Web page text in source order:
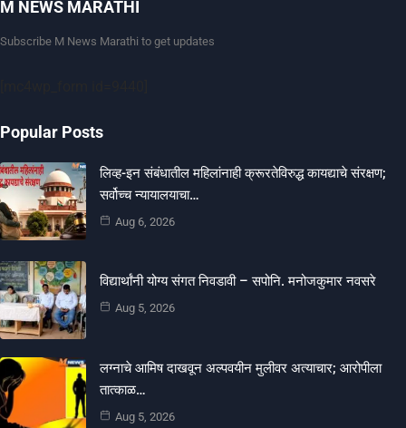
M NEWS MARATHI
Subscribe M News Marathi to get updates
Popular Posts
लिव्ह-इन संबंधातील महिलांनाही क्रूरतेविरुद्ध कायद्याचे संरक्षण;
सर्वोच्च न्यायालयाचा…
Aug 6, 2026
विद्यार्थांनी योग्य संगत निवडावी – सपोनि. मनोजकुमार नवसरे
Aug 5, 2026
लग्नाचे आमिष दाखवून अल्पवयीन मुलीवर अत्याचार; आरोपीला
तात्काळ…
Aug 5, 2026